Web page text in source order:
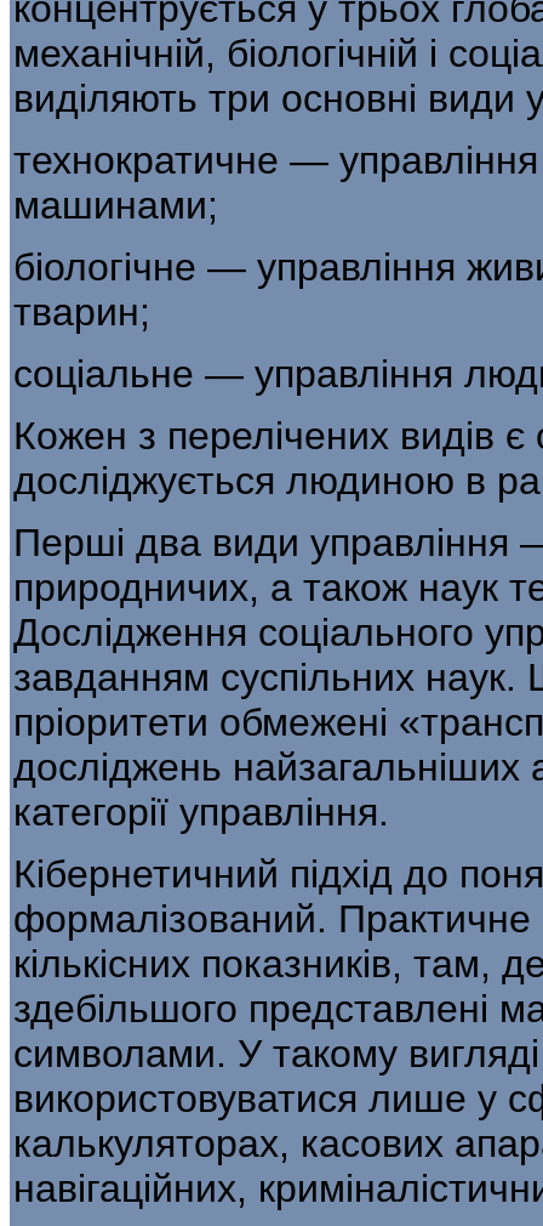
механічній, біологічній і
виділяють три основні види
технократичне —
машинами;
біологічне — управління
тварин;
соціальне — управління
Кожен з перелічених видів є
досліджується лю­диною в
Перші два види
природничих, а також наук
Дослідження соціального
завданням суспільних наук.
пріоритети обмежені
досліджень
категорії управління.
Кібернетичний підхід до
формалі­зований. Практичне
кількісних показни­ків, там,
здебільшого представлені
символами. У такому
використовуватися лише у
калькуляторах, касових
навігаційних,